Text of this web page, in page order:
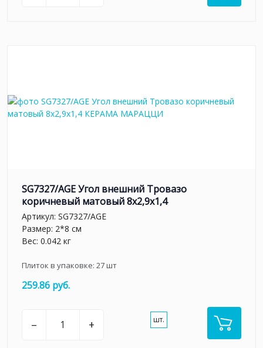
SG7327/AGE Угол внешний Тровазо
коричневый матовый 8x2,9x1,4
Артикул: SG7327/AGE
Размер: 2*8 см
Вес: 0.042 кг
Плиток в упаковке: 27шт
259.86 руб.
– + шт.